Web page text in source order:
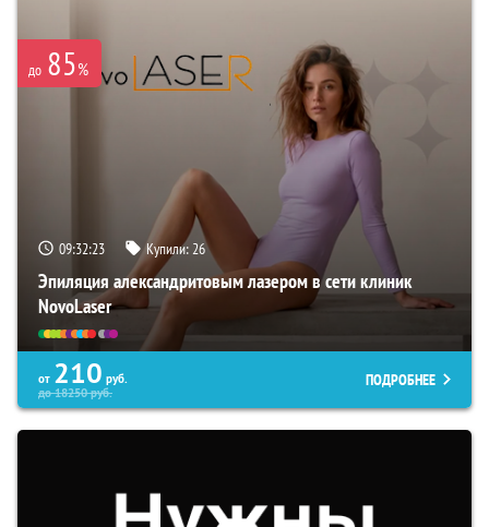
до 85%
09:32:23 Купили:26
Эпиляция александритовым лазером в сети клиник
NovoLaser
от 210 руб.
до18250руб.
ПОДРОБНЕЕ